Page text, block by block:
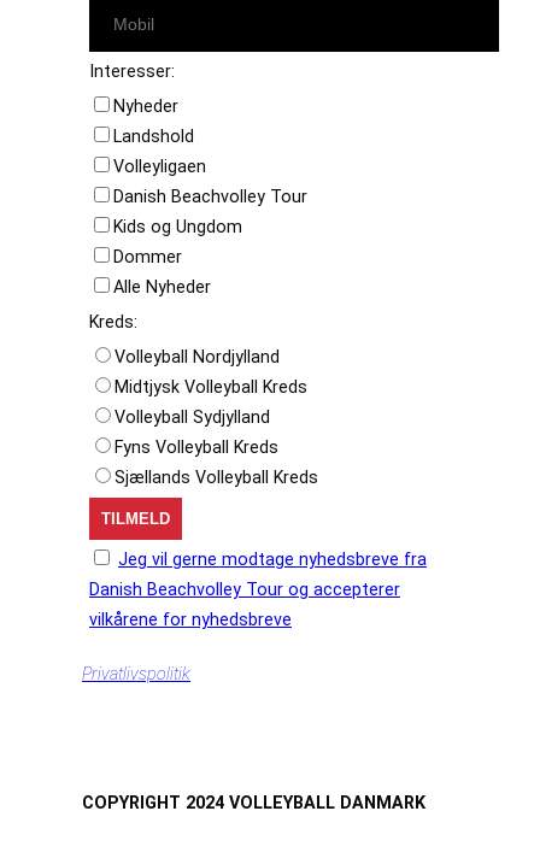
Interesser:
Nyheder
Landshold
Volleyligaen
Danish Beachvolley Tour
Kids og Ungdom
Dommer
Alle Nyheder
Kreds:
Volleyball Nordjylland
Midtjysk Volleyball Kreds
Volleyball Sydjylland
Fyns Volleyball Kreds
Sjællands Volleyball Kreds
Jeg vil gerne modtage nyhedsbreve fra
Danish Beachvolley Tour og accepterer
vilkårene for nyhedsbreve
Privatlivspolitik
COPYRIGHT 2024 VOLLEYBALL DANMARK